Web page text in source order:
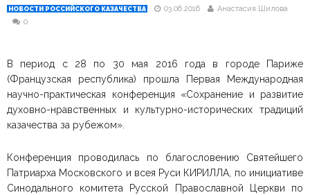
НОВОСТИ РОССИЙСКОГО КАЗАЧЕСТВА 03.06.2016
Анастасия Шилова
0
В период с 28 по 30 мая 2016 года в городе Париже
(Французская республика) прошла Первая Международная
научно-практическая конференция «Сохранение и развитие
духовно-нравственных и культурно-исторических традиций
казачества за рубежом».
Конференция проводилась по благословению Святейшего
Патриарха Московского и всея Руси КИРИЛЛА, по инициативе
Синодального комитета Русской Православной Церкви по